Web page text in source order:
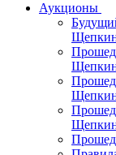
Аукционы